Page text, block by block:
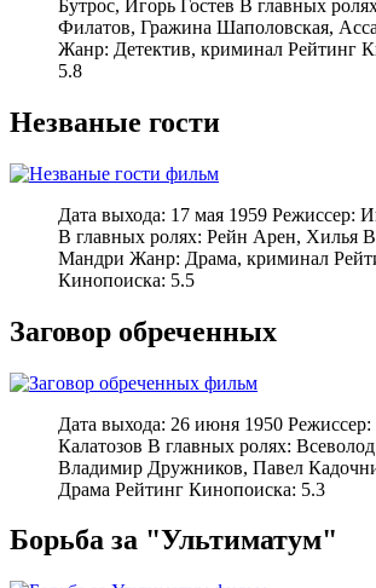
Бутрос, Игорь Гостев В главных
Филатов, Гражина Шаполовская,
Жанр: Детектив, криминал Рейтинг
5.8
Незваные гости
Дата выхода: 17 мая 1959 Режиссер:
В главных ролях: Рейн Арен, Хилья
Мандри Жанр: Драма, криминал
Кинопоиска: 5.5
Заговор обреченных
Дата выхода: 26 июня 1950
Калатозов В главных ролях:
Владимир Дружников, Павел
Драма Рейтинг Кинопоиска: 5.3
Борьба за "Ультиматум"